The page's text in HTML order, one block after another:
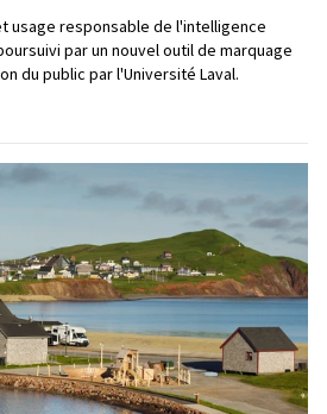
usage responsable de l'intelligence
par un nouvel outil de marquage
du public par l'Université Laval.